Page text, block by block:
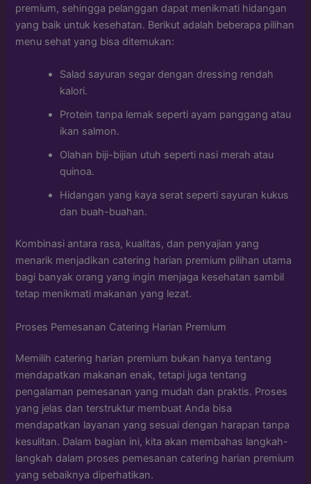
premium, sehingga pelanggan dapat menikmati hidangan
yang baik untuk kesehatan. Berikut adalah beberapa pilihan
menu sehat yang bisa ditemukan:
Salad sayuran segar dengan dressing rendah
kalori.
Protein tanpa lemak seperti ayam panggang atau
ikan salmon.
Olahan biji-bijian utuh seperti nasi merah atau
quinoa.
Hidangan yang kaya serat seperti sayuran kukus
dan buah-buahan.
Kombinasi antara rasa, kualitas, dan penyajian yang
menarik menjadikan catering harian premium pilihan utama
bagi banyak orang yang ingin menjaga kesehatan sambil
tetap menikmati makanan yang lezat.
Proses Pemesanan Catering Harian Premium
Memilih catering harian premium bukan hanya tentang
mendapatkan makanan enak, tetapi juga tentang
pengalaman pemesanan yang mudah dan praktis. Proses
yang jelas dan terstruktur membuat Anda bisa
mendapatkan layanan yang sesuai dengan harapan tanpa
kesulitan. Dalam bagian ini, kita akan membahas langkah-
langkah dalam proses pemesanan catering harian premium
yang sebaiknya diperhatikan.